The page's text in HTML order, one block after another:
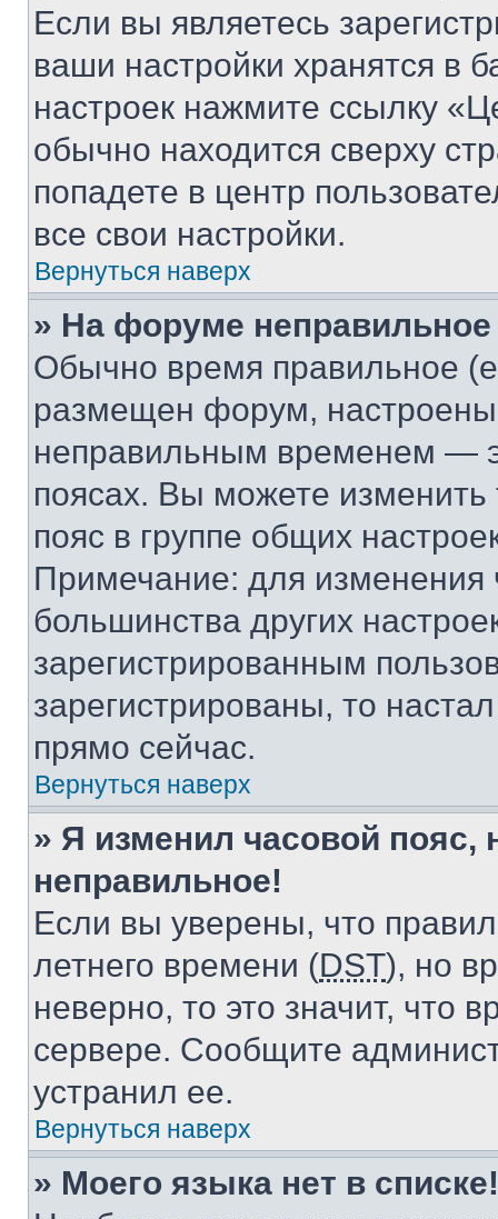
Если вы являетесь
ваши настройки хранятся в
настроек нажмите ссылку
обычно находится сверху
попадете в центр
все свои настройки.
Вернуться наверх
» На форуме
Обычно время правильное
размещен форум, настроены
неправильным временем —
поясах. Вы можете изменить
пояс в группе общих
Примечание: для изменения
большинства других
зарегистрированным
зарегистрированы, то
прямо сейчас.
Вернуться наверх
» Я изменил часовой пояс,
неправильное!
Если вы уверены, что
летнего времени (DST), но
неверно, то это значит, что
сервере. Сообщите
устранил ее.
Вернуться наверх
» Моего языка нет в списке!